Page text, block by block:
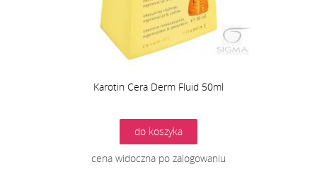
Karotin Cera Derm Fluid 50ml
do koszyka
cena widoczna po zalogowaniu